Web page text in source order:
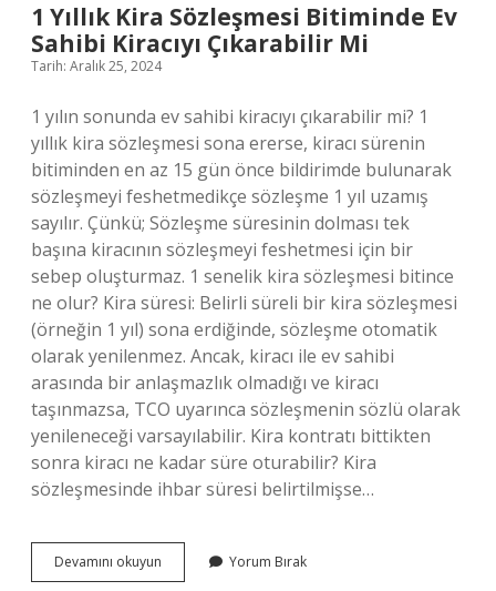
1 Yıllık Kira Sözleşmesi Bitiminde Ev
Sahibi Kiracıyı Çıkarabilir Mi
Tarih: Aralık 25, 2024
1 yılın sonunda ev sahibi kiracıyı çıkarabilir mi? 1
yıllık kira sözleşmesi sona ererse, kiracı sürenin
bitiminden en az 15 gün önce bildirimde bulunarak
sözleşmeyi feshetmedikçe sözleşme 1 yıl uzamış
sayılır. Çünkü; Sözleşme süresinin dolması tek
başına kiracının sözleşmeyi feshetmesi için bir
sebep oluşturmaz. 1 senelik kira sözleşmesi bitince
ne olur? Kira süresi: Belirli süreli bir kira sözleşmesi
(örneğin 1 yıl) sona erdiğinde, sözleşme otomatik
olarak yenilenmez. Ancak, kiracı ile ev sahibi
arasında bir anlaşmazlık olmadığı ve kiracı
taşınmazsa, TCO uyarınca sözleşmenin sözlü olarak
yenileneceği varsayılabilir. Kira kontratı bittikten
sonra kiracı ne kadar süre oturabilir? Kira
sözleşmesinde ihbar süresi belirtilmişse…
Devamını okuyun
Yıllık
Yorum Bırak